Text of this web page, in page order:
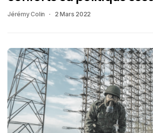
Jérémy Colin 2 Mars 2022